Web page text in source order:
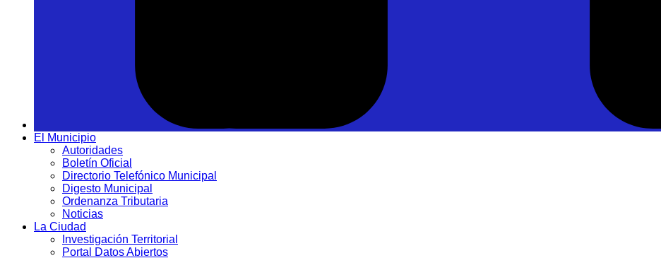
El Municipio
Autoridades
Boletín Oficial
Directorio Telefónico Municipal
Digesto Municipal
Ordenanza Tributaria
Noticias
La Ciudad
Investigación Territorial
Portal Datos Abiertos